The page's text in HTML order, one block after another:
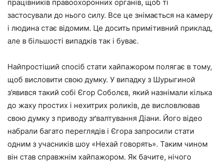
працівників правоохоронних органів, щоб ті
застосували до нього силу. Все це знімається на камеру
і людина стає відомим. Це досить примітивний приклад,
але в більшості випадків так і буває.
Найпростіший спосіб стати хайпажором полягає в тому,
щоб висловити свою думку. У випадку з Шурыгиной
з’явився такий собі Єгор Соболєв, який назнімали кілька
до жаху простих і нехитрих роликів, де висловлював
свою думку з приводу зґвалтування Діани. Його відео
набрали багато переглядів і Єгора запросили стати
одним з учасників шоу «Нехай говорять». Таким чином
він став справжнім хайпажором. Як бачите, нічого